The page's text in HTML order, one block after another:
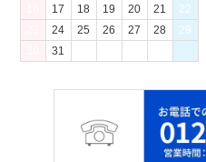
17 18 19 20 21
22
24 25 26 27 28
29
31